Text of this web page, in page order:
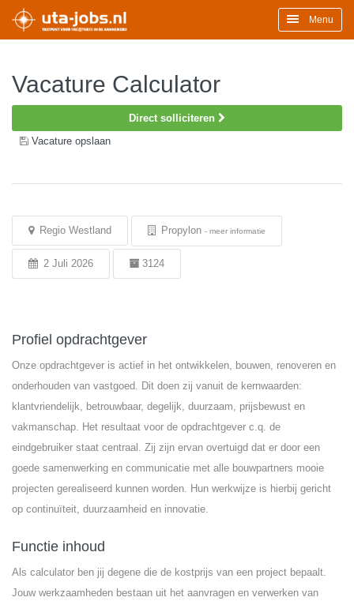
Menu
Vacature Calculator
Direct solliciteren
Vacature opslaan
Regio Westland Propylon - meer informatie
2 Juli 2026 3124
Profiel opdrachtgever
Onze opdrachtgever is actief in het ontwikkelen, bouwen, renoveren en
onderhouden van vastgoed. Dit doen zij vanuit de kernwaarden:
klantvriendelijk, betrouwbaar, degelijk, duurzaam, prijsbewust en
vakmanschap. Het resultaat voor de opdrachtgever c.q. de
eindgebruiker staat centraal. Zij zijn ervan overtuigd dat er door een
goede samenwerking en communicatie met alle bouwpartners mooie
projecten gerealiseerd kunnen worden. Hun werkwijze is hierbij gericht
op continuïteit, duurzaamheid en innovatie.
Functie inhoud
Als calculator ben jij degene die de kostprijs van een project bepaalt.
Jouw werkzaamheden bestaan uit het aanvragen en verwerken van